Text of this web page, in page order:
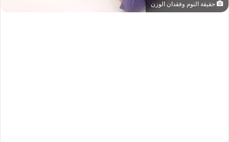
حقيقة النوم وفقدان الوزن